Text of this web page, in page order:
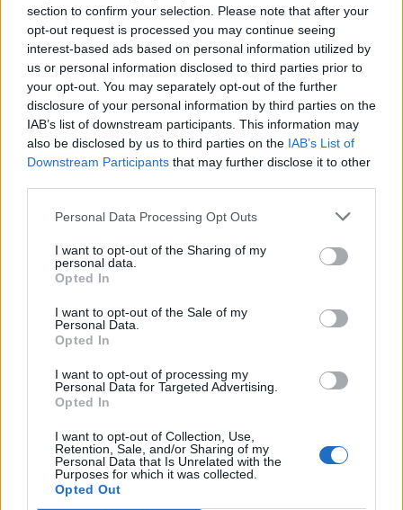
section to confirm your selection. Please note that after your
opt-out request is processed you may continue seeing
interest-based ads based on personal information utilized by
us or personal information disclosed to third parties prior to
your opt-out. You may separately opt-out of the further
disclosure of your personal information by third parties on the
IAB’s list of downstream participants. This information may
also be disclosed by us to third parties on the IAB’s List of
Downstream Participants that may further disclose it to other
Personal Data Processing Opt Outs
I want to opt-out of the Sharing of my
personal data.
Opted In
I want to opt-out of the Sale of my
Personal Data.
Opted In
I want to opt-out of processing my
Personal Data for Targeted Advertising.
Opted In
I want to opt-out of Collection, Use,
Retention, Sale, and/or Sharing of my
Personal Data that Is Unrelated with the
Purposes for which it was collected.
Opted Out
Europa League Novasports ΑΕΚ-Κραϊόβα
COMMENTS
Συνδεθείτε για να σχολιάσετε
LATEST NEWS
SUPER LEAGUE
Έκλεισε Ούρε η Σεβίλλη - Στρέφεται σε άλλες λύσεις
Επίσημο: Παίκτης της Μακάμπι Τελ Αβίβ ο Κίτον
Γουάλας
Ηλιόπουλος σε Πήλιο: «Είμαι αυτός που σε στήριξα
και σε πίστεψα από την πρώτη στιγμή» (vid)
EUROLEAGUE